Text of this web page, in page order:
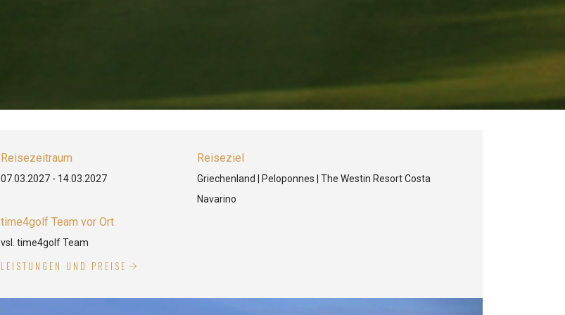
Reisezeitraum
07.03.2027 - 14.03.2027
Reiseziel
Griechenland | Peloponnes | The Westin Resort Costa
Navarino
time4golf Team vor Ort
vsl. time4golf Team
LEISTUNGEN UND PREISE